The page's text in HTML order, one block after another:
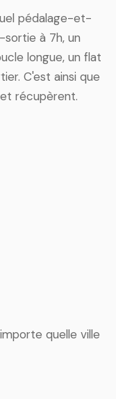
pédalage-et-
à 7h, un
longue, un flat
C'est ainsi que
récupèrent.
quelle ville